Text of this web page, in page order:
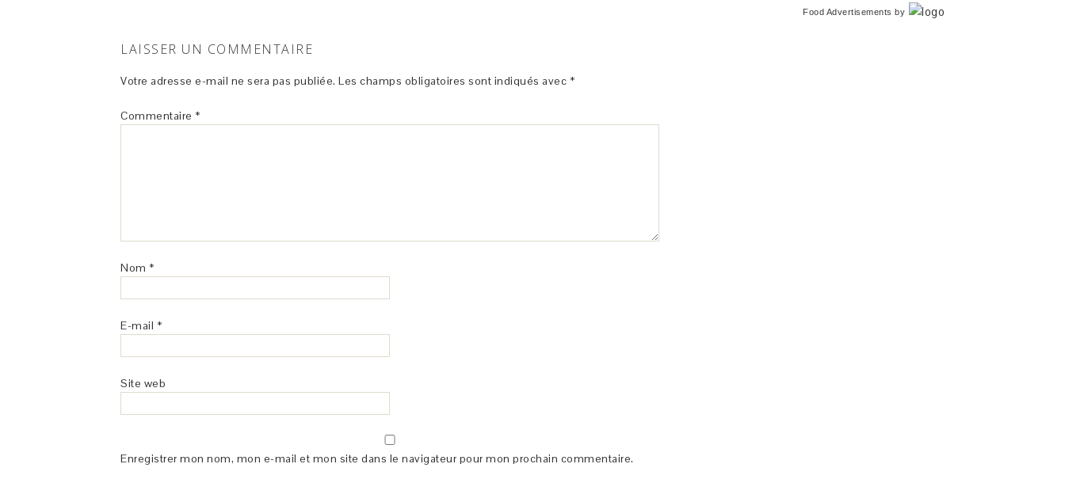
LAISSER UN COMMENTAIRE
Votre adresse e-mail ne sera pas publiée. Les champs obligatoires sont indiqués avec *
Commentaire *
Nom *
E-mail *
Site web
Enregistrer mon nom, mon e-mail et mon site dans le navigateur pour mon prochain commentaire.
Food Advertisements by